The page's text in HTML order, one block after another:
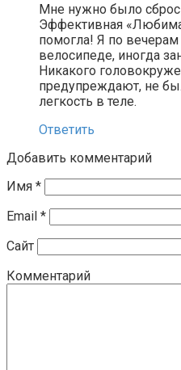
Мне нужно было
Эффективная
помогла! Я по вечерам
велосипеде, иногда
Никакого
предупреждают, не
легкость в теле.
Ответить
Добавить комментарий
Имя *
Email *
Сайт
Комментарий